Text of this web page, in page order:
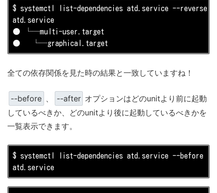
$ systemctl list-dependencies atd.service --reverse
atd.service
● └─multi-user.target
●   └─graphical.target
全ての依存関係を見た時の結果と一致していますね！
--before 、 --after オプションはどのunitより前に起動
しているべきか、どのunitより後に起動しているべきかを
一覧表示できます。
$ systemctl list-dependencies atd.service --before
atd.service